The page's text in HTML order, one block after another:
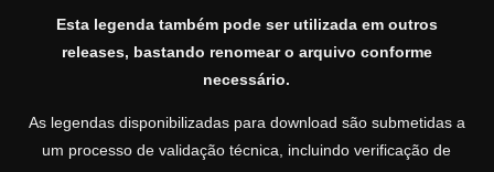
Esta legenda também pode ser utilizada em outros
releases, bastando renomear o arquivo conforme
necessário.
As legendas disponibilizadas para download são submetidas a
um processo de validação técnica, incluindo verificação de